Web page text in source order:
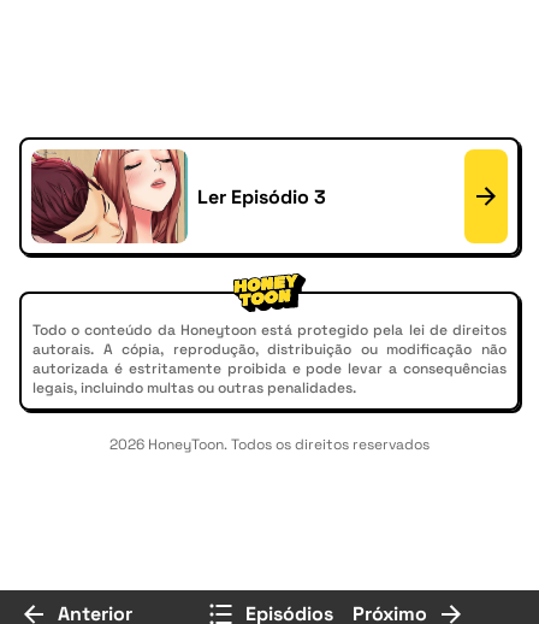
Ler Episódio 3
Todo o conteúdo da Honeytoon está protegido pela lei de direitos
autorais. A cópia, reprodução, distribuição ou modificação não
autorizada é estritamente proibida e pode levar a consequências
legais, incluindo multas ou outras penalidades.
2026 HoneyToon. Todos os direitos reservados
Anterior Episódios Próximo